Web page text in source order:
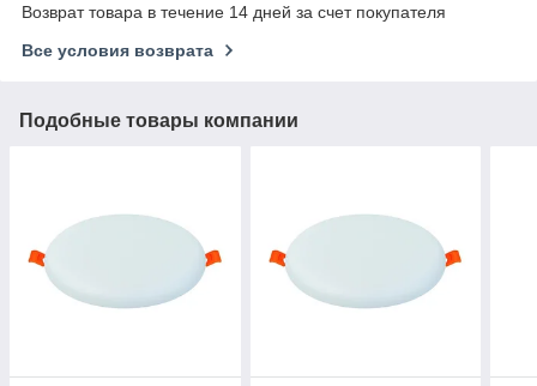
Возврат товара в течение 14 дней за счет покупателя
Все условия возврата
Подобные товары компании